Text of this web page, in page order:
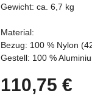
Gewicht: ca. 6,7 kg
Material:
Bezug: 100 % Nylon
Gestell: 100 %
110,75 €